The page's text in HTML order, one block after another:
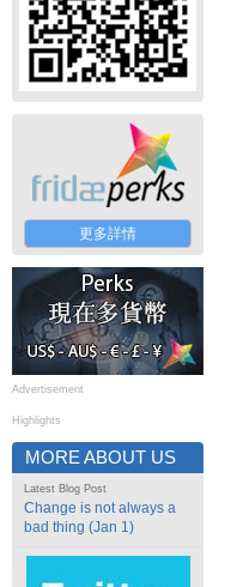
更多詳情
Advertisement
Highlights
MORE ABOUT US
Latest Blog Post
Change is not always a
bad thing (Jan 1)